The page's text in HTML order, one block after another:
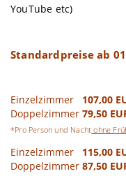
YouTube etc)
Standardpreise ab
Einzelzimmer
107,00
Doppelzimmer 79,50
*Pro Person und Nacht ohne
Einzelzimmer
115,00
Doppelzimmer 87,50